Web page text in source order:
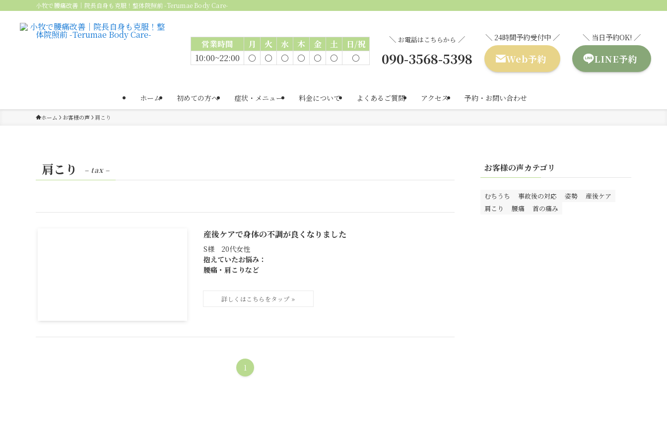
小牧で腰痛改善｜院長自身も克服！整体院照前 -Terumae Body Care-
ホーム 初めての方へ 症状・メニュー 料金について よくあるご質問 アクセス 予約・お問い合わせ
営業時間 月 火 水 木 金 土
日/祝
10:00~22:00
○ ○ ○ ○ ○ ○ ○
＼ お電話はこちらから ／
090-3568-5398
＼ 24時間予約受付中 ／
Web予約
＼ 当日予約OK! ／
LINE予約
ホーム お客様の声 肩こり
肩こり – tax –
産後ケアで身体の不調が良くなりました
S様 20代女性
抱えていたお悩み：
腰痛・肩こりなど
1
お客様の声カテゴリ
むちうち 事故後の対応 姿勢
産後ケア
肩こり
腰痛 首の痛み